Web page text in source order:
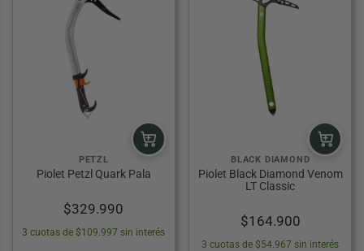
PETZL
Piolet Petzl Quark Pala
$329.990
3 cuotas de $109.997 sin interés
BLACK DIAMOND
Piolet Black Diamond Venom
LT Classic
$164.900
3 cuotas de $54.967 sin interés